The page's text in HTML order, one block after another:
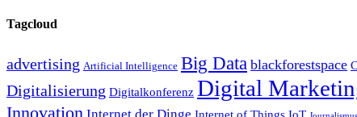
Tagcloud
advertising Artificial Intelligence Big Data blackforestspace
Digitalisierung Digitalkonferenz Digital
Innovation Internet of Things IoT